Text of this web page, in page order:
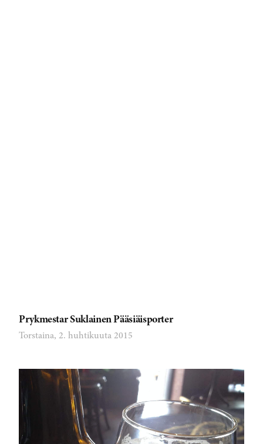
Prykmestar Suklainen Pääsiäisporter
Torstaina, 2. huhtikuuta 2015